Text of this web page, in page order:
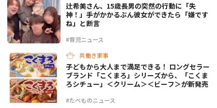
#育児ニュース
辻希美さん、15歳長男の突然の行動に「失
神！」手がかかるぶん彼女ができたら「嫌です
ね」と断言
共働き家事
#たべものニュース
子どもから大人まで満足できる！ ロングセラー
ブランド「こくまろ」シリーズから、「こくま
ろシチュー」＜クリーム＞＜ビーフ＞が新発売